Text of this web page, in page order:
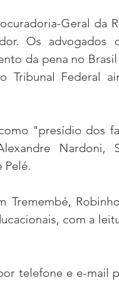
Geral da
Os advogados
da pena no
Tribunal Federal
"presídio dos
Nardoni,
Pelé.
Tremembé,
com a
telefone e e-mail